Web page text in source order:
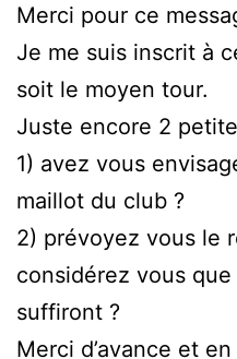
Merci pour ce
Je me suis inscrit à
soit le moyen tour.
Juste encore 2
1) avez vous
maillot du club ?
2) prévoyez vous le
considérez vous
suffiront ?
Merci d’avance et